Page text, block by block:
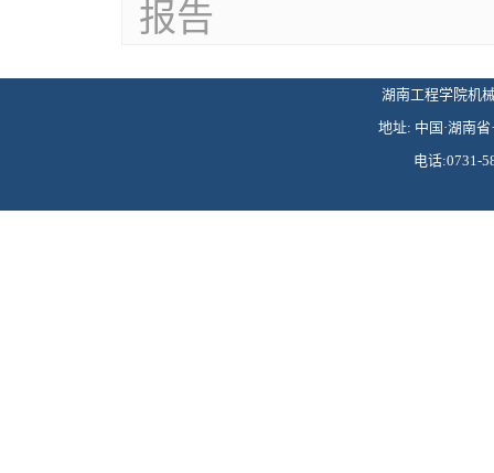
报告
湖南工程学院机
地址: 中国·湖南
电话:0731-